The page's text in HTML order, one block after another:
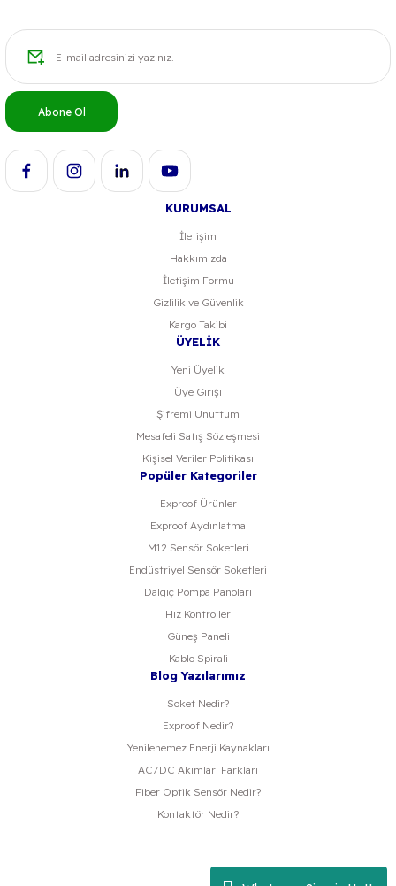
Ürün bilgilerinde hatalar bulunuyor.
Ürün fiyatı diğer sitelerden daha pahalı.
Gönder
Abone Ol
KURUMSAL
İletişim
Hakkımızda
İletişim Formu
Gizlilik ve Güvenlik
Kargo Takibi
ÜYELİK
Yeni Üyelik
Üye Girişi
Şifremi Unuttum
Mesafeli Satış Sözleşmesi
Kişisel Veriler Politikası
Popüler Kategoriler
Exproof Ürünler
Exproof Aydınlatma
M12 Sensör Soketleri
Endüstriyel Sensör Soketleri
Dalgıç Pompa Panoları
Hız Kontroller
Güneş Paneli
Kablo Spirali
Blog Yazılarımız
Soket Nedir?
Exproof Nedir?
Yenilenemez Enerji Kaynakları
AC/DC Akımları Farkları
Fiber Optik Sensör Nedir?
Kontaktör Nedir?